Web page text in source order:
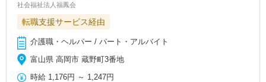
社会福祉法人福鳳会
転職支援サービス経由
介護職・ヘルパー / パート・アルバイト
富山県 高岡市 蔵野町3番地
時給 1,176円 ～ 1,247円